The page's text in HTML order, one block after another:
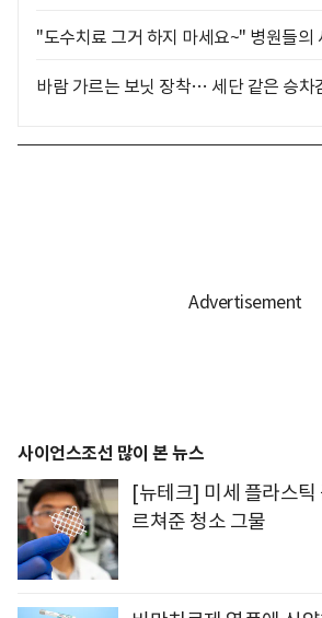
"도수치료 그거 하지 마세요~" 병원들의
바람 가르는 보닛 장착… 세단 같은 승차
사이언스조선 많이 본 뉴스
[뉴테크] 미세 플라스틱
르쳐준 청소 그물